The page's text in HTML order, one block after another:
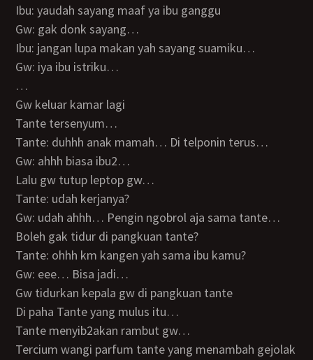
Ibu: yaudah sayang maaf ya ibu ganggu
Gw: gak donk sayang…
Ibu: jangan lupa makan yah sayang suamiku…
Gw: iya ibu istriku…
…
Gw keluar kamar lagi
Tante tersenyum…
Tante: duhhh anak mamah… Di telponin terus…
Gw: ahhh biasa ibu2…
Lalu gw tutup leptop gw…
Tante: udah kerjanya?
Gw: udah ahhh… Pengin ngobrol aja sama tante…
Boleh gak tidur di pangkuan tante?
Tante: ohhh km kangen yah sama ibu kamu?
Gw: eee… Bisa jadi…
Gw tidurkan kepala gw di pangkuan tante
Di paha Tante yang mulus itu…
Tante menyib2akan rambut gw…
Tercium wangi parfum tante yang menambah gejolak